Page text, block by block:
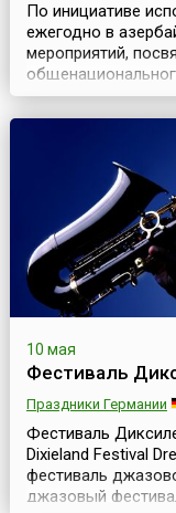
По инициативе
ежегодно в
мероприятий,
Азербайджана
декабря
событий
bayramı), который
года, еще при жи...
10 мая
Фестиваль
Праздники Германии
Фестиваль
Dixieland Festival
фестиваль
джазовый